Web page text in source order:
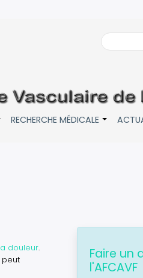
Search
Search
RECHERCHE MÉDICALE
douleur.
peut
Faire un
l'AFCAVF